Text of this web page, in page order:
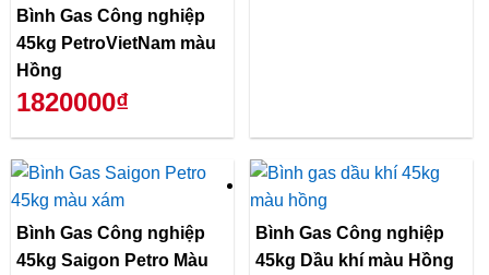
Bình Gas Công nghiệp
45kg PetroVietNam màu
Hồng
1820000₫
Bình Gas Công nghiệp
45kg Saigon Petro Màu
Bình Gas Công nghiệp
45kg Dầu khí màu Hồng